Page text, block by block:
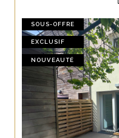
SOUS-OFFRE
EXCLUSIF
NOUVEAUTÉ